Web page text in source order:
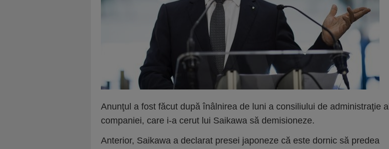
Anunţul a fost făcut după înâlnirea de luni a consiliului de administraţie al
companiei, care i-a cerut lui Saikawa să demisioneze.
Anterior, Saikawa a declarat presei japoneze că este dornic să predea